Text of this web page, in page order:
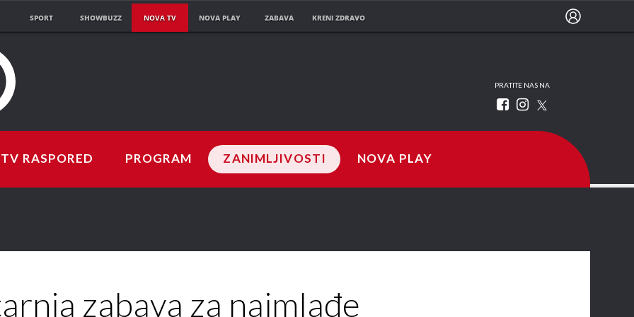
SPORT SHOWBUZZ NOVA TV NOVA PLAY ZABAVA KRENI ZDRAVO
PRATITE NAS NA
TV RASPORED PROGRAM ZANIMLJIVOSTI NOVA PLAY
zabava za najmlađe